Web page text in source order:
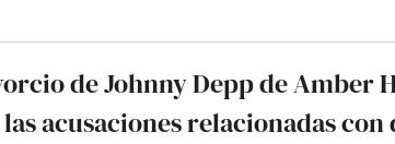
de Johnny Depp de Amber
acusaciones relacionadas